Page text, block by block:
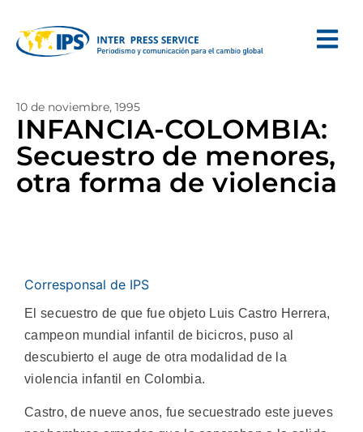
10 de noviembre, 1995
INFANCIA-COLOMBIA:
Secuestro de menores,
otra forma de violencia
Corresponsal de IPS
El secuestro de que fue objeto Luis Castro Herrera,
campeon mundial infantil de bicicros, puso al
descubierto el auge de otra modalidad de la
violencia infantil en Colombia.
Castro, de nueve anos, fue secuestrado este jueves